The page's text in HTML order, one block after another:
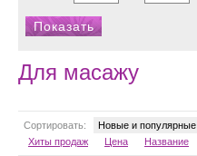
Для масажу
Сортировать: Новые и популярные
Хиты продаж
Цена Название